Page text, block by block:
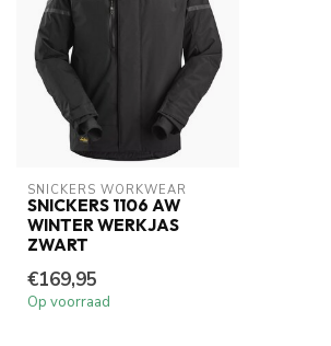
SNICKERS WORKWEAR
SNICKERS 1106 AW
WINTER WERKJAS
ZWART
€169,95
Op voorraad